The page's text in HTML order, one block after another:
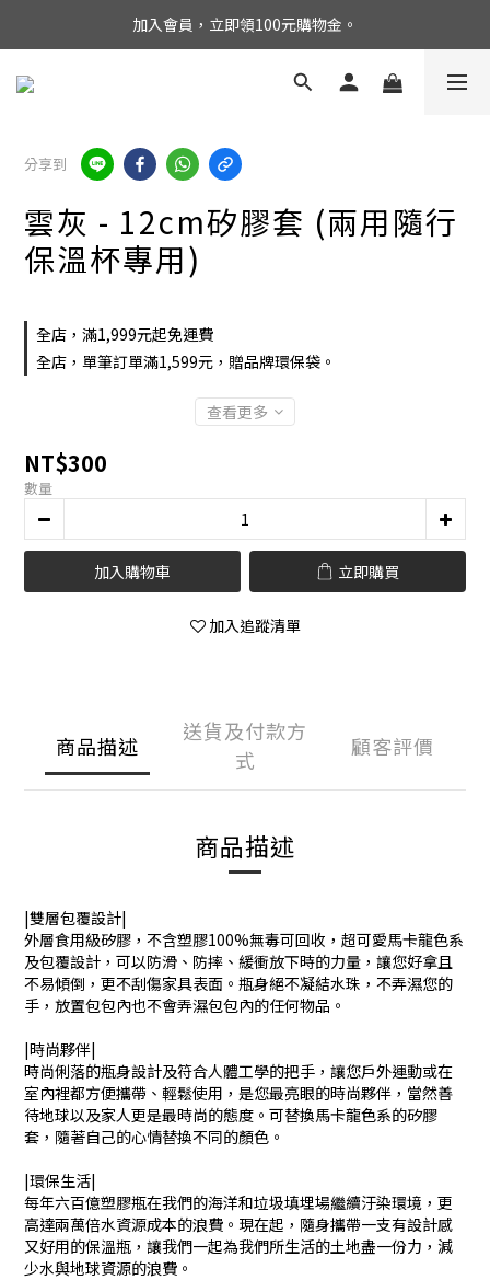
加入會員，立即領100元購物金。
分享到
雲灰 - 12cm矽膠套 (兩用隨行
保溫杯專用)
全店，滿1,999元起免運費
全店，單筆訂單滿1,599元，贈品牌環保袋。
查看更多
NT$300
數量
加入購物車 立即購買
加入追蹤清單
商品描述
送貨及付款方
式
顧客評價
商品描述
|雙層包覆設計|
外層食用級矽膠，不含塑膠100%無毒可回收，超可愛馬卡龍色系
及包覆設計，可以防滑、防摔、緩衝放下時的力量，讓您好拿且
不易傾倒，更不刮傷家具表面。瓶身絕不凝結水珠，不弄濕您的
手，放置包包內也不會弄濕包包內的任何物品。
|時尚夥伴|
時尚俐落的瓶身設計及符合人體工學的把手，讓您戶外運動或在
室內裡都方便攜帶、輕鬆使用，是您最亮眼的時尚夥伴，當然善
待地球以及家人更是最時尚的態度。可替換馬卡龍色系的矽膠
套，隨著自己的心情替換不同的顏色。
|環保生活|
每年六百億塑膠瓶在我們的海洋和垃圾填埋場繼續汙染環境，更
高達兩萬倍水資源成本的浪費。現在起，隨身攜帶一支有設計感
又好用的保溫瓶，讓我們一起為我們所生活的土地盡一份力，減
少水與地球資源的浪費。